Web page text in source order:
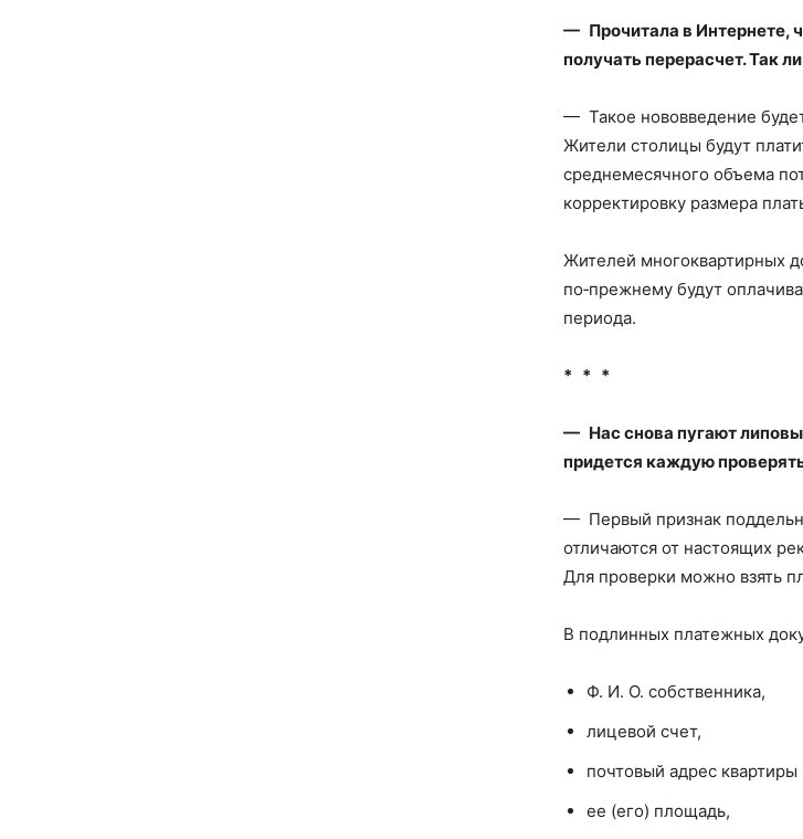
— Прочитала в Интернете,
получать перерасчет. Так
— Такое нововведение
Жители столицы будут
среднемесячного объема
корректировку размера
Жителей многоквартирных
по‑прежнему будут
периода.
* * *
— Нас снова пугают
придется каждую
— Первый признак
отличаются от настоящих
Для проверки можно взять
В подлинных платежных
Ф. И. О. собственника,
лицевой счет,
почтовый адрес
ее (его) площадь,